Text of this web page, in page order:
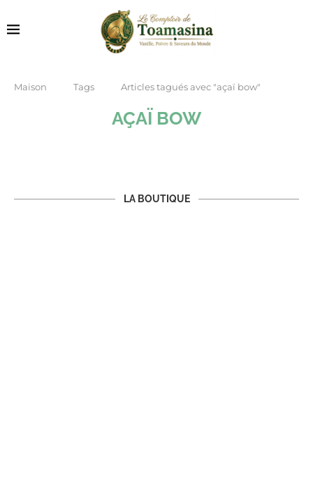
Maison Tags Articles tagués avec "açaï bow"
AÇAÏ BOW
LA BOUTIQUE